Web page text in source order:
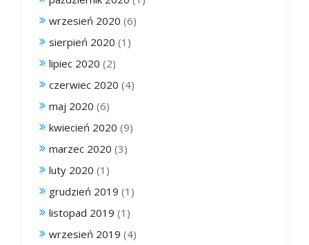
wrzesień 2020 (6)
sierpień 2020 (1)
lipiec 2020 (2)
czerwiec 2020 (4)
maj 2020 (6)
kwiecień 2020 (9)
marzec 2020 (3)
luty 2020 (1)
grudzień 2019 (1)
listopad 2019 (1)
wrzesień 2019 (4)